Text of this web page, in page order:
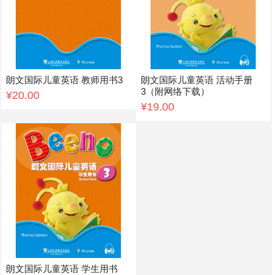
朗文国际儿童英语 教师用书3
¥20.00
朗文国际儿童英语 活动手册
3（附网络下载）
¥19.00
朗文国际儿童英语 学生用书